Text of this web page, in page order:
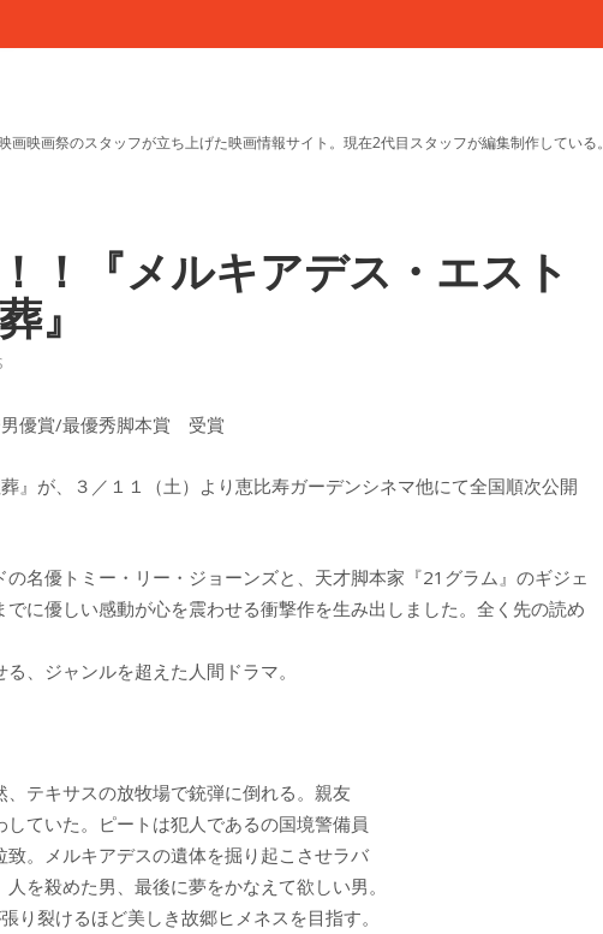
映画祭のスタッフが立ち上げた映画情報サイト。現在2代目スタッフが編集制作している。
！『メルキアデス・エスト
』
優賞/最優秀脚本賞 受賞
』が、３／１１（土）より恵比寿ガーデンシネマ他にて全国順次公開
名優トミー・リー・ジョーンズと、天才脚本家『21グラム』のギジェ
に優しい感動が心を震わせる衝撃作を生み出しました。全く先の読め
、ジャンルを超えた人間ドラマ。
テキサスの放牧場で銃弾に倒れる。親友
ていた。ピートは犯人であるの国境警備員
。メルキアデスの遺体を掘り起こさせラバ
を殺めた男、最後に夢をかなえて欲しい男。
り裂けるほど美しき故郷ヒメネスを目指す。